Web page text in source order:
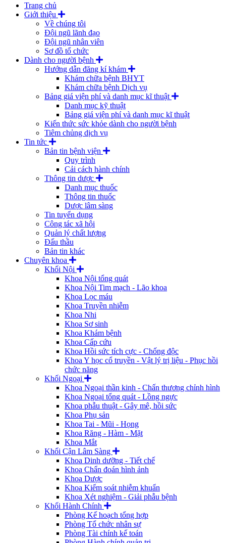
Trang chủ
Giới thiệu
Về chúng tôi
Đội ngũ lãnh đạo
Đội ngũ nhân viên
Sơ đồ tổ chức
Dành cho người bệnh
Hướng dẫn đăng kí khám
Khám chữa bệnh BHYT
Khám chữa bệnh Dịch vụ
Bảng giá viện phí và danh mục kĩ thuật
Danh mục kỹ thuật
Bảng giá viện phí và danh mục kĩ thuật
Kiến thức sức khỏe dành cho người bệnh
Tiêm chủng dịch vụ
Tin tức
Bản tin bệnh viện
Quy trình
Cải cách hành chính
Thông tin dược
Danh mục thuốc
Thông tin thuốc
Dược lâm sàng
Tin tuyển dụng
Công tác xã hội
Quản lý chất lượng
Đấu thầu
Bản tin khác
Chuyên khoa
Khối Nội
Khoa Nội tổng quát
Khoa Nội Tim mạch - Lão khoa
Khoa Lọc máu
Khoa Truyền nhiễm
Khoa Nhi
Khoa Sơ sinh
Khoa Khám bệnh
Khoa Cấp cứu
Khoa Hồi sức tích cực - Chống độc
Khoa Y học cổ truyền - Vật lý trị liệu - Phục hồi
chức năng
Khối Ngoại
Khoa Ngoại thần kinh - Chấn thương chỉnh hình
Khoa Ngoại tổng quát - Lồng ngực
Khoa phẫu thuật - Gây mê, hồi sức
Khoa Phụ sản
Khoa Tai - Mũi - Họng
Khoa Răng - Hàm - Mặt
Khoa Mắt
Khối Cận Lâm Sàng
Khoa Dinh dưỡng - Tiết chế
Khoa Chẩn đoán hình ảnh
Khoa Dược
Khoa Kiểm soát nhiễm khuẩn
Khoa Xét nghiệm - Giải phẫu bệnh
Khối Hành Chính
Phòng Kế hoạch tổng hợp
Phòng Tổ chức nhân sự
Phòng Tài chính kế toán